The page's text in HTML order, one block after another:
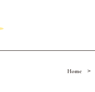
Home >